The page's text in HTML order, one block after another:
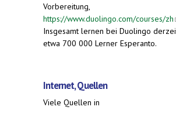
Vorbereitung,
https://www.duolingo.com/courses/zh
Insgesamt lernen bei Duolingo
etwa 700 000 Lerner Esperanto.
Internet, Quellen
Viele Quellen in